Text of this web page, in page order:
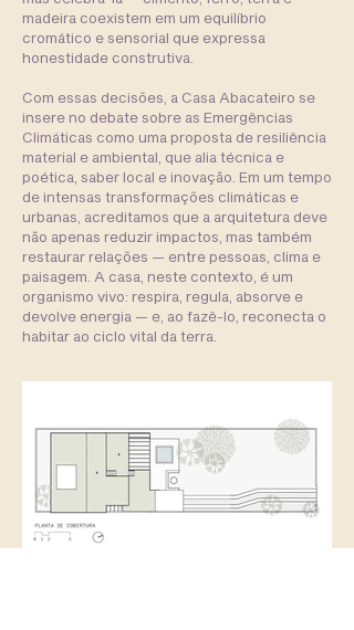
madeira coexistem em um equilíbrio
cromático e sensorial que expressa
honestidade construtiva.
Com essas decisões, a Casa Abacateiro se
insere no debate sobre as Emergências
Climáticas como uma proposta de resiliência
material e ambiental, que alia técnica e
poética, saber local e inovação. Em um tempo
de intensas transformações climáticas e
urbanas, acreditamos que a arquitetura deve
não apenas reduzir impactos, mas também
restaurar relações — entre pessoas, clima e
paisagem. A casa, neste contexto, é um
organismo vivo: respira, regula, absorve e
devolve energia — e, ao fazê-lo, reconecta o
habitar ao ciclo vital da terra.